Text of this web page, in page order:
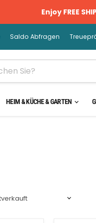
Enjoy FREE
Saldo Abfragen
HEIM & KÜCHE & GARTEN